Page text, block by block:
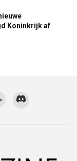
Koninkrijk af